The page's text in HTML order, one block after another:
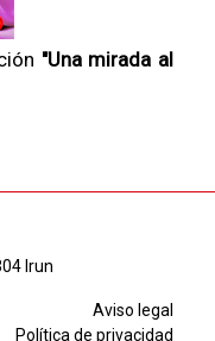
"Una mirada al
Irun
Aviso legal
Política de privacidad